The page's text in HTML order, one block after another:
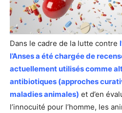
Dans le cadre de la lutte contre
l’Anses a été chargée de
actuellement utilisés comme
antibiotiques (approches
maladies animales) et d’en
l’innocuité pour l’homme, les